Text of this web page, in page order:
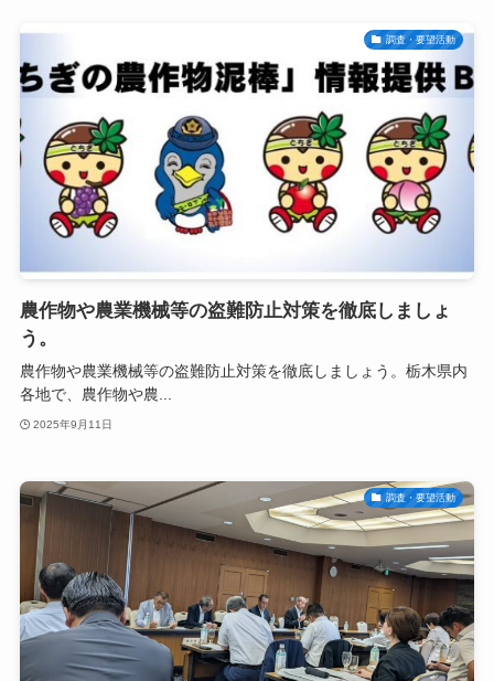
調査・要望活動
農作物や農業機械等の盗難防止対策を徹底しましょ
う。
農作物や農業機械等の盗難防止対策を徹底しましょう。栃木県内
各地で、農作物や農...
2025年9月11日
調査・要望活動